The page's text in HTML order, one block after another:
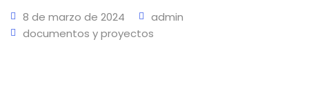
8 de marzo de 2024
admin
documentos y proyectos